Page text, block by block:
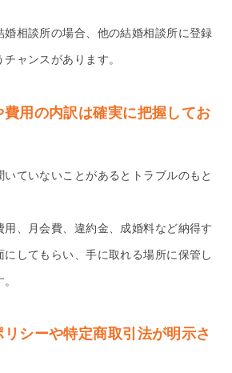
婚相談所の場合、他の結婚相談所に登録
ャンスがあります。
用の内訳は確実に把握してお
ていないことがあるとトラブルのもと
、月会費、違約金、成婚料など納得す
にしてもらい、手に取れる場所に保管し
シーや特定商取引法が明示さ